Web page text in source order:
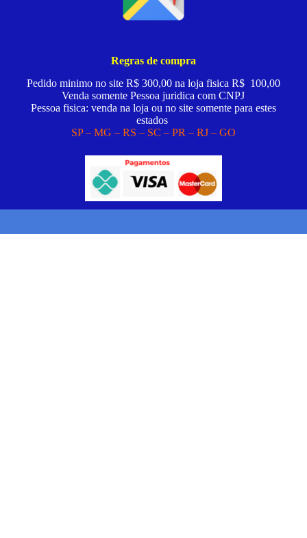
Regras de compra
Pedido minimo no site R$ 300,00 na loja fisica R$ 100,00
Venda somente Pessoa juridica com CNPJ
Pessoa fisica: venda na loja ou no site somente para estes
estados
SP – MG – RS – SC – PR – RJ – GO